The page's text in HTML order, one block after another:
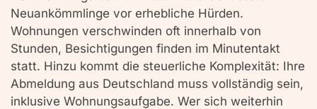
Neuankömmlinge vor erhebliche Hürden.
Wohnungen verschwinden oft innerhalb von
Stunden, Besichtigungen finden im Minutentakt
statt. Hinzu kommt die steuerliche Komplexität: Ihre
Abmeldung aus Deutschland muss vollständig sein,
inklusive Wohnungsaufgabe. Wer sich weiterhin